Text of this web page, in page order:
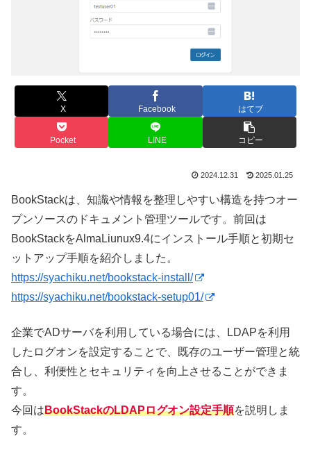
X Facebook はてブ
Pocket LINE コピー
2024.12.31 2025.01.25
BookStackは、知識や情報を整理しやすい構造を持つオー
プンソースのドキュメント管理ツールです。前回は
BookStackをAlmaLiunux9.4にインストール手順と初期セ
ットアップ手順を紹介しました。
https://syachiku.net/bookstack-install/
https://syachiku.net/bookstack-setup01/
企業でADサーバを利用している場合には、LDAPを利用
したログオンを設定することで、既存のユーザー管理と統
合し、利便性とセキュリティを向上させることができま
す。
今回はBookStackのLDAPログオン設定手順を説明しま
す。